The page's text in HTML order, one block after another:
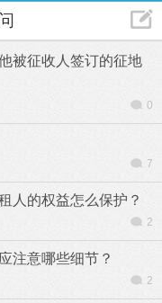
被征收人签订的征地
0
7
人的权益怎么保护？
2
注意哪些细节？
2